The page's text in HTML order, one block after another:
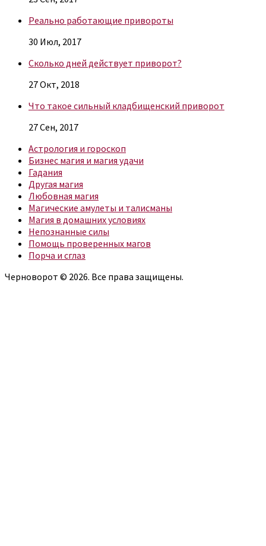
Реально работающие привороты
30 Июл, 2017
Сколько дней действует приворот?
27 Окт, 2018
Что такое сильный кладбищенский приворот
27 Сен, 2017
Астрология и гороскоп
Бизнес магия и магия удачи
Гадания
Другая магия
Любовная магия
Магические амулеты и талисманы
Магия в домашних условиях
Непознанные силы
Помощь проверенных магов
Порча и сглаз
Черноворот © 2026. Все права защищены.